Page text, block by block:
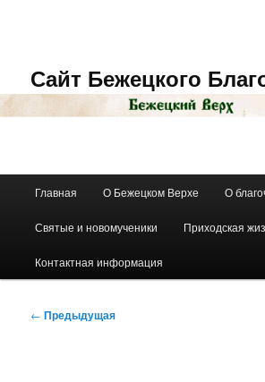
Сайт Бежецкого
Главная О Бежецком Верхе О
Святые и новомученики Приходская
Контактная информация
Навигация
← Предыдущая